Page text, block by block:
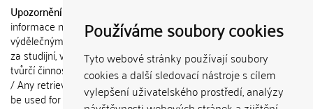
Používáme soubory cookies
Tyto webové stránky používají soubory
cookies a další sledovací nástroje s cílem
vylepšení uživatelského prostředí, analýzy
Upozornění / Notice:
informace nemohou být použity k
výdělečným účelům nebo vydávány
za studijní, vědeckou nebo jinou
tvůrčí činnost jiné osoby než autora.
/ Any retrieved information shall not
be used for any commercial